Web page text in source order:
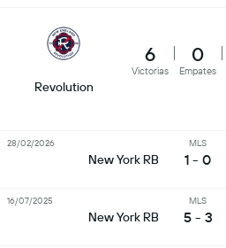
Revolution
6
Victorias
0
Empates
New York RB
MLS
1 - 0
28/02/2026
New York RB
MLS
5 - 3
16/07/2025